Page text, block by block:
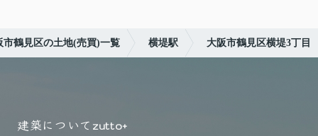
市鶴見区の土地(売買)一覧 横堤駅 大阪市鶴見区横堤3丁目
建築について zutto+